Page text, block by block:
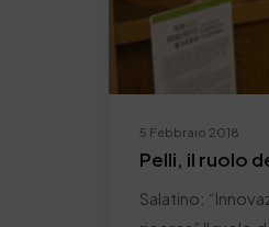
5 Febbraio 2018
Pelli, il ruolo
Salatino: